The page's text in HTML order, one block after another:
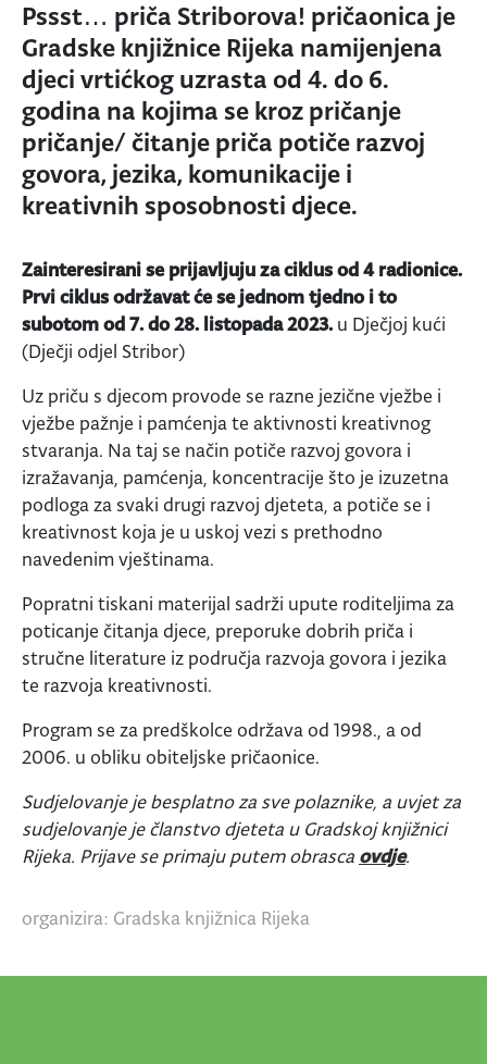
Pssst… priča Striborova! pričaonica je
Gradske knjižnice Rijeka namijenjena
djeci vrtićkog uzrasta od 4. do 6.
godina na kojima se kroz pričanje
pričanje/ čitanje priča potiče razvoj
govora, jezika, komunikacije i
kreativnih sposobnosti djece.
Zainteresirani se prijavljuju za ciklus od 4 radionice.
Prvi ciklus održavat će se jednom tjedno i to
subotom od 7. do 28. listopada 2023.u Dječjoj kući
(Dječji odjel Stribor)
Uz priču s djecom provode se razne jezične vježbe i
vježbe pažnje i pamćenja te aktivnosti kreativnog
stvaranja. Na taj se način potiče razvoj govora i
izražavanja, pamćenja, koncentracije što je izuzetna
podloga za svaki drugi razvoj djeteta, a potiče se i
kreativnost koja je u uskoj vezi s prethodno
navedenim vještinama.
Popratni tiskani materijal sadrži upute roditeljima za
poticanje čitanja djece, preporuke dobrih priča i
stručne literature iz područja razvoja govora i jezika
te razvoja kreativnosti.
Program se za predškolce održava od 1998., a od
2006. u obliku obiteljske pričaonice.
Sudjelovanje je besplatno za sve polaznike, a uvjet za
sudjelovanje je članstvo djeteta u Gradskoj knjižnici
Rijeka. Prijave se primaju putem obrasca ovdje.
organizira: Gradska knjižnica Rijeka